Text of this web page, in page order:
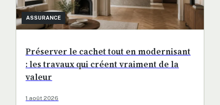
ASSURANCE
Préserver le cachet tout en modernisant
: les travaux qui créent vraiment de la
valeur
1 août 2026